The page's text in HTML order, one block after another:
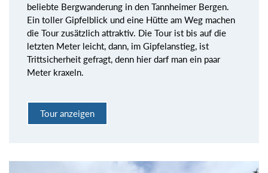
beliebte Bergwanderung in den Tannheimer Bergen.
Ein toller Gipfelblick und eine Hütte am Weg machen
die Tour zusätzlich attraktiv. Die Tour ist bis auf die
letzten Meter leicht, dann, im Gipfelanstieg, ist
Trittsicherheit gefragt, denn hier darf man ein paar
Meter kraxeln.
Tour anzeigen